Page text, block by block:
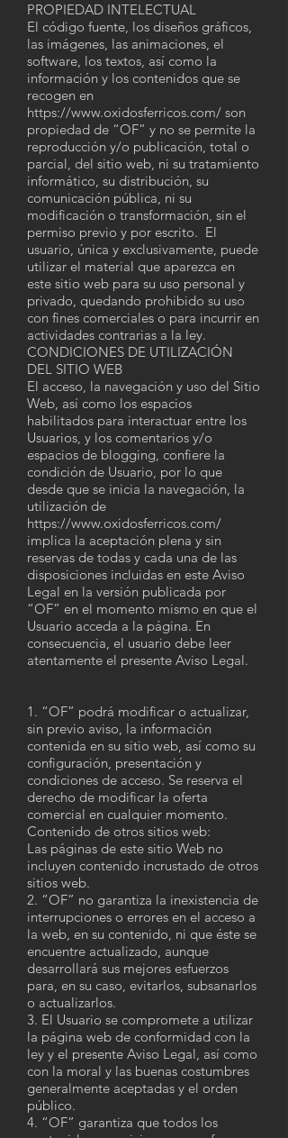
PROPIEDAD INTELECTUAL
El código fuente, los diseños gráficos,
las imágenes, las animaciones, el
software, los textos, así como la
información y los contenidos que se
recogen en
https://www.oxidosferricos.com/ son
propiedad de “OF” y no se permite la
reproducción y/o publicación, total o
parcial, del sitio web, ni su tratamiento
informático, su distribución, su
comunicación pública, ni su
modificación o transformación, sin el
permiso previo y por escrito. El
usuario, única y exclusivamente, puede
utilizar el material que aparezca en
este sitio web para su uso personal y
privado, quedando prohibido su uso
con fines comerciales o para incurrir en
actividades contrarias a la ley.
CONDICIONES DE UTILIZACIÓN
DEL SITIO WEB
El acceso, la navegación y uso del Sitio
Web, así como los espacios
habilitados para interactuar entre los
Usuarios, y los comentarios y/o
espacios de blogging, confiere la
condición de Usuario, por lo que
desde que se inicia la navegación, la
utilización de
https://www.oxidosferricos.com/
implica la aceptación plena y sin
reservas de todas y cada una de las
disposiciones incluidas en este Aviso
Legal en la versión publicada por
“OF” en el momento mismo en que el
Usuario acceda a la página. En
consecuencia, el usuario debe leer
atentamente el presente Aviso Legal.
1. “OF” podrá modificar o actualizar,
sin previo aviso, la información
contenida en su sitio web, así como su
configuración, presentación y
condiciones de acceso. Se reserva el
derecho de modificar la oferta
comercial en cualquier momento.
Contenido de otros sitios web:
Las páginas de este sitio Web no
incluyen contenido incrustado de otros
sitios web.
2. “OF” no garantiza la inexistencia de
interrupciones o errores en el acceso a
la web, en su contenido, ni que éste se
encuentre actualizado, aunque
desarrollará sus mejores esfuerzos
para, en su caso, evitarlos, subsanarlos
o actualizarlos.
3. El Usuario se compromete a utilizar
la página web de conformidad con la
ley y el presente Aviso Legal, así como
con la moral y las buenas costumbres
generalmente aceptadas y el orden
público.
4. “OF” garantiza que todos los